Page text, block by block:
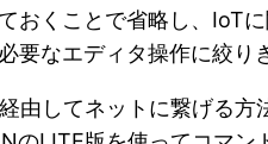
おくことで省略し、IoT
要なエディタ操作に絞り
してネットに繋げる方